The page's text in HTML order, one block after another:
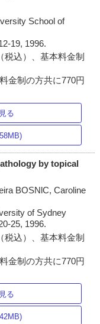
School of
19, 1996.
税込）、基本料金制
金制の方共に770円
る
by topical
BOSNlC, Caroline
of Sydney
25, 1996.
税込）、基本料金制
金制の方共に770円
る